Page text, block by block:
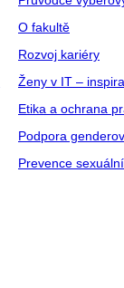
O fakultě
Rozvoj kariéry
Ženy v IT –
Etika a ochrana
Podpora
Prevence